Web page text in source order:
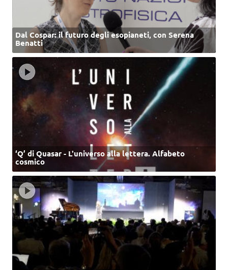
Dal Cospar: il futuro degli esopianeti, con Serena
Benatti
‘Q’ di Quasar - L'universo alla lettera. Alfabeto
cosmico